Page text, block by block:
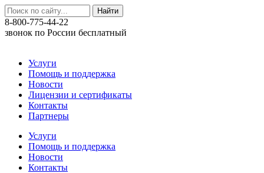
8-800-775-44-22
звонок по России бесплатный
Услуги
Помощь и поддержка
Новости
Лицензии и сертификаты
Контакты
Партнеры
Услуги
Помощь и поддержка
Новости
Контакты